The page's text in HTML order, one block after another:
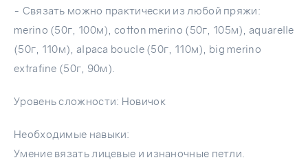
- Связать можно практически из любой пряжи:
merino (50г, 100м), cotton merino (50г, 105м), aquarelle
(50г, 110м), alpaca boucle (50г, 110м), big merino
extrafine (50г, 90м).
Уровень сложности: Новичок​
Необходимые навыки:
Умение вязать лицевые и изнаночные петли.